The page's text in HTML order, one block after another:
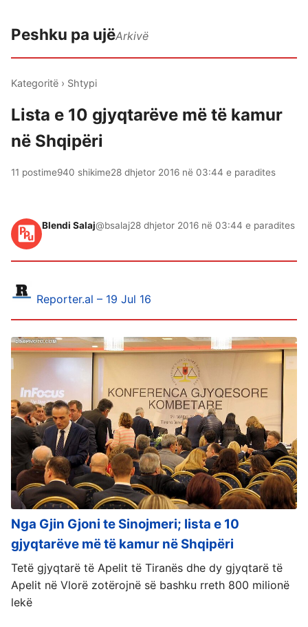
Peshku pa ujëArkivë
Kategoritë › Shtypi
Lista e 10 gjyqtarëve më të kamur
në Shqipëri
11 postime940 shikime28 dhjetor 2016 në 03:44 e paradites
Blendi Salaj@bsalaj28 dhjetor 2016 në 03:44 e paradites
Reporter.al – 19 Jul 16
Nga Gjin Gjoni te Sinojmeri; lista e 10
gjyqtarëve më të kamur në Shqipëri
Tetë gjyqtarë të Apelit të Tiranës dhe dy gjyqtarë të
Apelit në Vlorë zotërojnë së bashku rreth 800 milionë
lekë